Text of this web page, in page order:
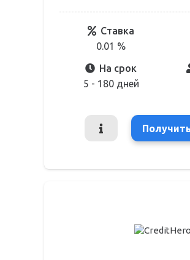
Ставка
0.01 %
На срок
5 - 180 дней